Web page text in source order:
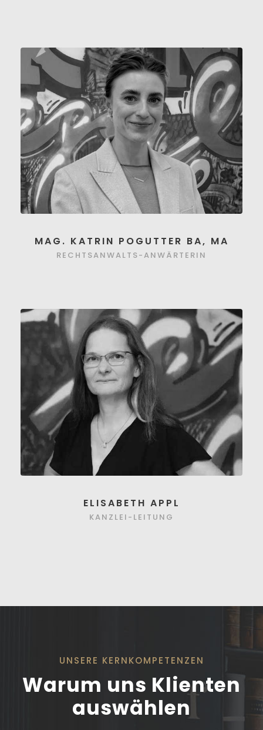
MAG. KATRIN POGUTTER BA, MA
RECHTSANWALTS-ANWÄRTERIN
ELISABETH APPL
KANZLEI-LEITUNG
UNSERE KERNKOMPETENZEN
Warum uns Klienten
auswählen